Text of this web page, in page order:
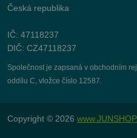
Česká republika
IČ: 47118237
DIČ: CZ47118237
Společnost je zapsaná v obchodním
oddílu C, vložce číslo 12587.
Copyright © 2026